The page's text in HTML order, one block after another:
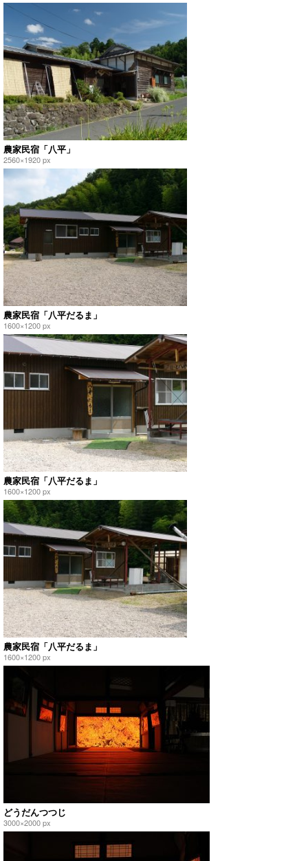
農家民宿「八平」
2560×1920 px
農家民宿「八平だるま」
1600×1200 px
農家民宿「八平だるま」
1600×1200 px
農家民宿「八平だるま」
1600×1200 px
どうだんつつじ
3000×2000 px